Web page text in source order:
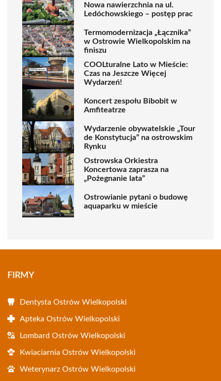
Nowa nawierzchnia na ul.
Ledóchowskiego – postęp prac
Termomodernizacja „Łącznika”
w Ostrowie Wielkopolskim na
finiszu
COOLturalne Lato w Mieście:
Czas na Jeszcze Więcej
Wydarzeń!
Koncert zespołu Bibobit w
Amfiteatrze
Wydarzenie obywatelskie „Tour
de Konstytucja” na ostrowskim
Rynku
Ostrowska Orkiestra
Koncertowa zaprasza na
„Pożegnanie lata”
Ostrowianie pytani o budowę
aquaparku w mieście
FIRMY
Dentysta Ostrów Wielkopolski
Apteka Ostrów Wielkopolski
Lombard Ostrów Wielkopolski
Kwiaciarnia Ostrów Wielkopolski
Weterynarz Ostrów Wielkopolski